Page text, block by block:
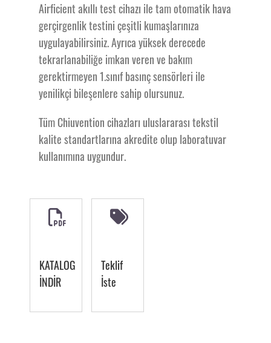
Airficient akıllı test cihazı ile tam otomatik hava
gerçirgenlik testini çeşitli kumaşlarınıza
uygulayabilirsiniz. Ayrıca yüksek derecede
tekrarlanabiliğe imkan veren ve bakım
gerektirmeyen 1.sınıf basınç sensörleri ile
yenilikçi bileşenlere sahip olursunuz.
Tüm Chiuvention cihazları uluslararası tekstil
kalite standartlarına akredite olup laboratuvar
kullanımına uygundur.
KATALOG
İNDİR
Teklif
İste